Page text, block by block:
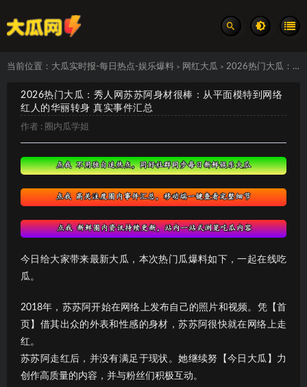
当前位置： 大瓜实时报-每日热点-娱乐爆料 > 网红大瓜 > 2026热门大瓜：秀人网苏苏阿身材很棒：从平面模特到网络红人的华丽转身 真实事件汇总
2026热门大瓜：秀人网苏苏阿身材很棒：从平面模特到网络
红人的华丽转身 真实事件汇总
作者 : 圈内瓜学姐
今日给大家带来最新大瓜，本次热门瓜爆料如下，一起在线吃
瓜。
2018年，苏苏阿开始在网络上发布自己的照片和视频。凭【首
页】借其出众的外表和性感的身材，苏苏阿很快就在网络上走
红。
苏苏阿走红后，并没有满足于现状。她继续努【今日大瓜】力
创作高质量的内容，并与粉丝们积极互动。